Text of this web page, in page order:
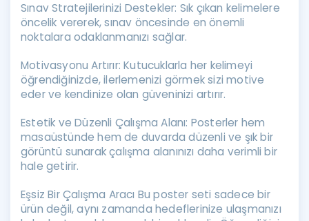
Sınav Stratejilerinizi Destekler: Sık çıkan kelimelere
öncelik vererek, sınav öncesinde en önemli
noktalara odaklanmanızı sağlar.
Motivasyonu Artırır: Kutucuklarla her kelimeyi
öğrendiğinizde, ilerlemenizi görmek sizi motive
eder ve kendinize olan güveninizi artırır.
Estetik ve Düzenli Çalışma Alanı: Posterler hem
masaüstünde hem de duvarda düzenli ve şık bir
görüntü sunarak çalışma alanınızı daha verimli bir
hale getirir.
Eşsiz Bir Çalışma Aracı Bu poster seti sadece bir
ürün değil, aynı zamanda hedeflerinize ulaşmanızı